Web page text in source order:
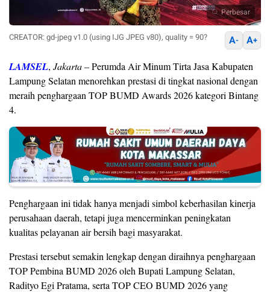
Perbesar
CREATOR: gd-jpeg v1.0 (using IJG JPEG v80), quality = 90? A- A+
LAMSEL, Jakarta– Perumda Air Minum Tirta Jasa Kabupaten
Lampung Selatan menorehkan prestasi di tingkat nasional dengan
meraih penghargaan TOP BUMD Awards 2026 kategori Bintang
4.
Penghargaan ini tidak hanya menjadi simbol keberhasilan kinerja
perusahaan daerah, tetapi juga mencerminkan peningkatan
kualitas pelayanan air bersih bagi masyarakat.
Prestasi tersebut semakin lengkap dengan diraihnya penghargaan
TOP Pembina BUMD 2026 oleh Bupati Lampung Selatan,
Radityo Egi Pratama, serta TOP CEO BUMD 2026 yang